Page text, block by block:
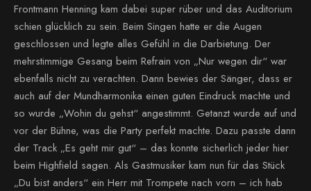
Frontmann Henning kam dabei super rüber und das Auditorium
schien glücklich zu sein. Beim Singen hatte er die Augen
geschlossen und legte alles Gefühl in die Darbietung. Der
mehrstimmige Gesang beim Refrain von „Nur wegen dir“ war
ebenfalls nicht zu verachten. Dann bewies der Sänger, dass er
auch auf der Mundharmonika einen guten Eindruck machte und
so wurde „Wohin du gehst“ angestimmt. Getanzt wurde auf und
vor der Bühne, was die Party perfekt machte. Dazu passte dann
der Track „Es geht mir gut“ – das konnte sicherlich jeder hier
beim Highfield sagen. Als Gastmusiker kam nun für das Stück
„Du bist anders“ ein Herr mit Trompete nach vorn – ich hab